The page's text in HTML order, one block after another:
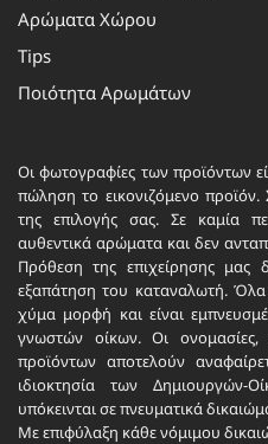
Αρώματα Χώρου
Tips
Ποιότητα Αρωμάτων
Οι φωτογραφίες των προϊόντων
πώληση το εικονιζόμενο προϊόν.
της επιλογής σας. Σε καμία
αυθεντικά αρώματα και δεν
Πρόθεση της επιχείρησης μας
εξαπάτηση του καταναλωτή.
χύμα μορφή και είναι
γνωστών οίκων. Οι
προϊόντων αποτελούν
ιδιοκτησία των Δημιουργών-
υπόκεινται σε πνευματικά
Με επιφύλαξη κάθε νόμιμου